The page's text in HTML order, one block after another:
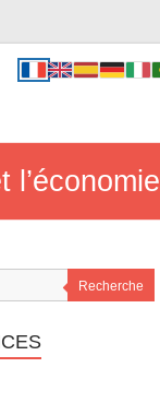
l’économie
Recherche